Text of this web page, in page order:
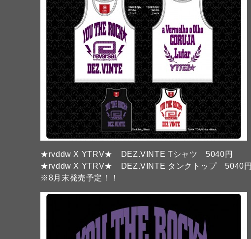
★rvddw X YTRV★ DEZ.VINTE Tシャツ 5040円
★rvddw X YTRV★ DEZ.VINTE タンクトップ 5040円
※8月末発売予定！！